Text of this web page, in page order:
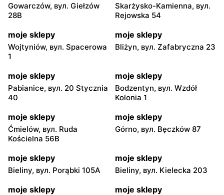
Gowarczów, вул. Giełzów
28B
Skarżysko-Kamienna, вул.
Rejowska 54
moje sklepy
Wojtyniów, вул. Spacerowa
1
moje sklepy
Bliżyn, вул. Zafabryczna 23
moje sklepy
Pabianice, вул. 20 Stycznia
40
moje sklepy
Bodzentyn, вул. Wzdół
Kolonia 1
moje sklepy
Ćmielów, вул. Ruda
Kościelna 56B
moje sklepy
Górno, вул. Bęczków 87
moje sklepy
Bieliny, вул. Porąbki 105A
moje sklepy
Bieliny, вул. Kielecka 203
moje sklepy moje sklepy